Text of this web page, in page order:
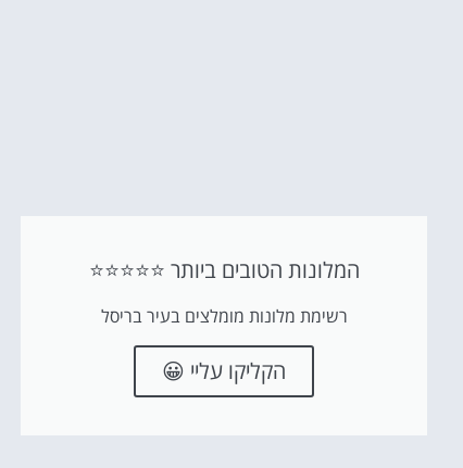
המלונות הטובים ביותר ⭐⭐⭐⭐⭐
רשימת מלונות מומלצים בעיר בריסל
הקליקו עליי 😀